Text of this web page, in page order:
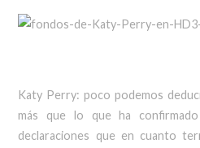
Katy Perry: poco podemos
más que lo que ha
declaraciones que en cuanto